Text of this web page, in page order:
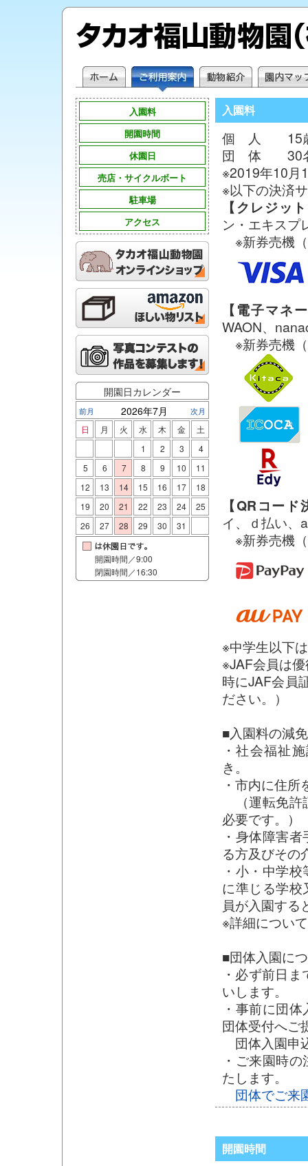
入園料
開園時間
休園日
売店・サイクルボート
駐車場
アクセス
開園日カレンダー
前月 2026年7月 次月
日 月 火 水 木 金
土
1
2 3
4
5
6 7 8 9 10
11
12
13 14 15 16 17
18
19
20 21 22 23 24
25
26
27 28 29 30 31
開園時間／9:00
閉園時間／16:30
入園料
個 人 15
団 体 30名
※2019年10月
※以下の決済
【クレジッ
ン・エキスプ
※新券売機
【電子マネ
WAON、
※新券売機
【QRコード
イ、ｄ払い、
※新券売機
※中学生以下
※JAF会員は
時にJAF会員
ださい。）
■入園料の減
・社会福祉
き。
・市内に住
（運転免許
必要です。）
・身体障害
る方及びその
・小・中学
に準じる学
員が入園する
※詳細につい
■団体入園に
・必ず前日
いします。
・事前に団
団体受付へご
団体入園申
・ご来園時
たします。
団体でご来
開園時間